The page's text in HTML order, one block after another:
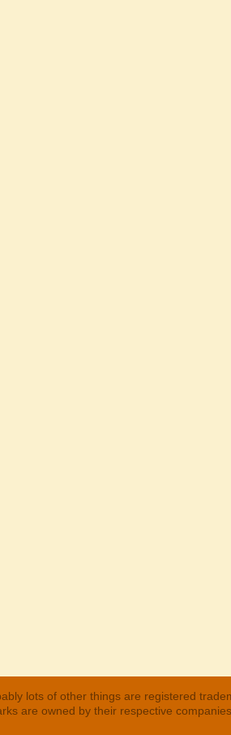
lots of other things are registered
are owned by their respective